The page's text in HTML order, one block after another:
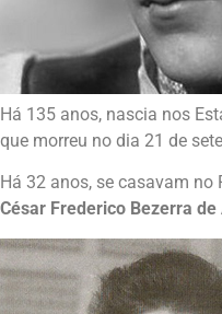
Há 135 anos, nascia nos
que morreu no dia 21 de
Há 32 anos, se casavam no
César Frederico Bezerra